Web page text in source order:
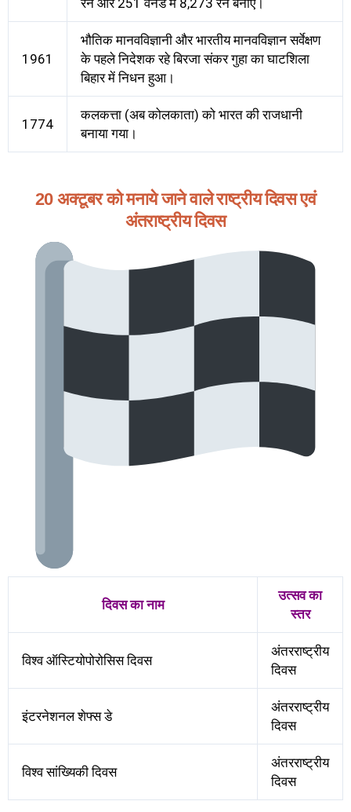
रन और 251 वनडे में 8,273 रन बनाए।
1961
भौतिक मानवविज्ञानी और भारतीय मानवविज्ञान सर्वेक्षण
के पहले निदेशक रहे बिरजा संकर गुहा का घाटशिला
बिहार में निधन हुआ।
1774
कलकत्ता (अब कोलकाता) को भारत की राजधानी
बनाया गया।
20 अक्टूबर को मनाये जाने वाले राष्ट्रीय दिवस एवं
अंतराष्ट्रीय दिवस
दिवस का नाम
उत्सव का
स्तर
विश्व ऑस्टियोपोरोसिस दिवस
अंतरराष्ट्रीय
दिवस
इंटरनेशनल शेफ्स डे
अंतरराष्ट्रीय
दिवस
विश्व सांख्यिकी दिवस
अंतरराष्ट्रीय
दिवस